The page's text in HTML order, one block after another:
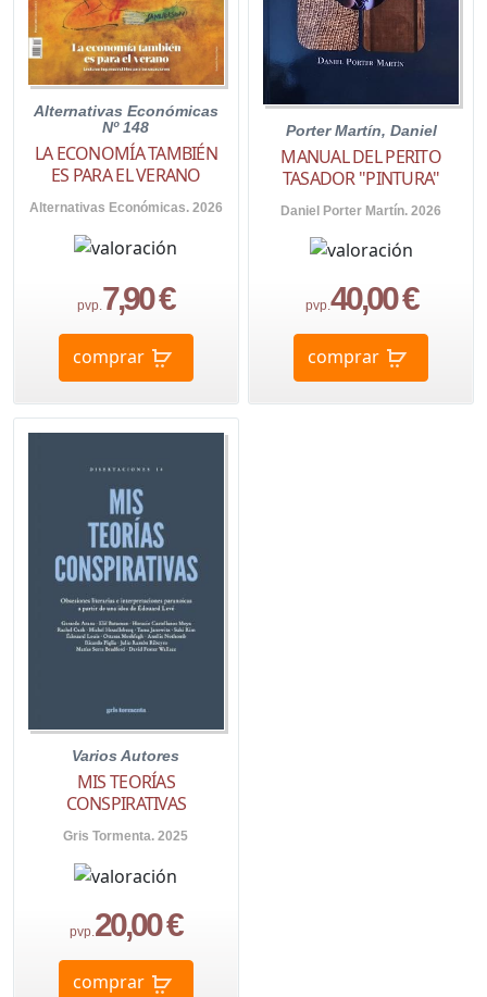
Alternativas Económicas
Nº 148
LA ECONOMÍA TAMBIÉN
ES PARA EL VERANO
Alternativas Económicas. 2026
pvp.7,90 €
comprar
Porter Martín, Daniel
MANUAL DEL PERITO
TASADOR "PINTURA"
Daniel Porter Martín. 2026
pvp.40,00 €
comprar
Varios Autores
MIS TEORÍAS
CONSPIRATIVAS
Gris Tormenta. 2025
pvp. 20,00 €
comprar